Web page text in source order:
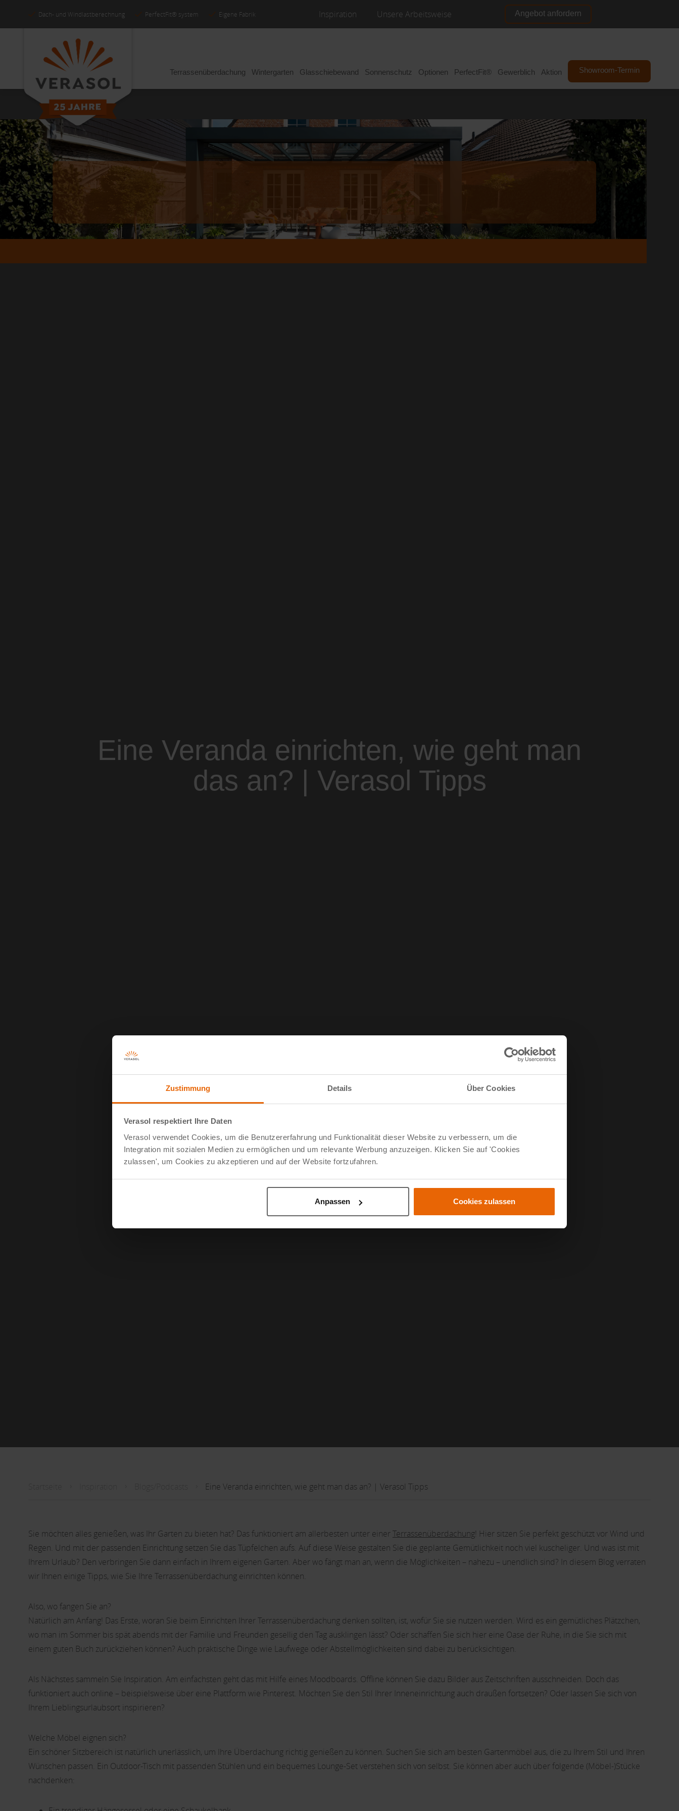
Zustimmung Details Über Cookies
Verasol respektiert Ihre Daten
Verasol verwendet Cookies, um die Benutzererfahrung und Funktionalität dieser Website zu verbessern, um die
Integration mit sozialen Medien zu ermöglichen und um relevante Werbung anzuzeigen. Klicken Sie auf 'Cookies
zulassen', um Cookies zu akzeptieren und auf der Website fortzufahren.
Anpassen Cookies zulassen
Dach- und Windlastberechnung PerfectFit® system Eigene Fabrik Inspiration Unsere Arbeitsweise Angebot anfordern
Terrassenüberdachung Wintergarten Glasschiebewand Sonnenschutz Optionen PerfectFit® Gewerblich Aktion Showroom-Termin
Eine Veranda einrichten, wie geht man
das an? | Verasol Tipps
Eine Veranda einrichten, wie geht man das an? | Verasol Tipps
Sie möchten alles genießen, was Ihr Garten zu bieten hat? Das funktioniert am allerbesten unter einerTerrassenüberdachung ! Hier sitzen Sie perfekt geschützt vor Wind und
Regen. Und mit der passenden Einrichtung setzen Sie das Tüpfelchen aufs. Auf diese Weise gestalten Sie die geplante Gemütlichkeit noch viel kuscheliger. Und was ist mit
Ihrem Urlaub? Den verbringen Sie dann einfach in Ihrem eigenen Garten. Aber wo fängt man an, wenn die Möglichkeiten – nahezu – unendlich sind? In diesem Blog verraten
wir Ihnen einige Tipps, wie Sie Ihre Terrassenüberdachung einrichten können.
Also, wo fangen Sie an?
Natürlich am Anfang! Das Erste, woran Sie beim Einrichten Ihrer Terrassenüberdachung denken sollten, ist, wofür Sie sie nutzen werden. Wird es ein gemütliches Plätzchen,
wo man im Sommer bis spät abends mit der Familie und Freunden gesellig den Tag ausklingen lässt? Oder schaffen Sie sich hier eine Oase der Ruhe, in die Sie sich mit
einem guten Buch zurückziehen können? Auch praktische Dinge wie Laufwege oder Abstellmöglichkeiten sind dabei zu berücksichtigen.
Als Nächstes sammeln Sie Inspiration. Am einfachsten geht das mit Hilfe eines Moodboards. Offline können Sie dazu Bilder aus Zeitschriften ausschneiden. Doch das
funktioniert auch online – beispielsweise über eine Plattform wie Pinterest. Möchten Sie den Stil Ihrer Inneneinrichtung auch draußen fortsetzen? Oder lassen Sie sich von
Ihrem Lieblingsurlaubsort inspirieren?
Welche Möbel eignen sich?
Ein schöner Sitzbereich ist natürlich unerlässlich, um Ihre Überdachung richtig genießen zu können. Suchen Sie sich am besten Gartenmöbel aus, die zu Ihrem Stil und Ihren
Wünschen passen. Ein Outdoor-Tisch mit passenden Stühlen und ein bequemes Lounge-Set verstehen sich von selbst. Sie können aber auch über folgende (Möbel-)Stücke
nachdenken: